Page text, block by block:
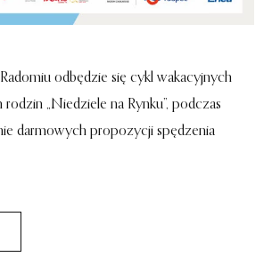
odbędzie się cykl wakacyjnych
rodzin „Niedziele na Rynku”, podczas
darmowych propozycji spędzenia